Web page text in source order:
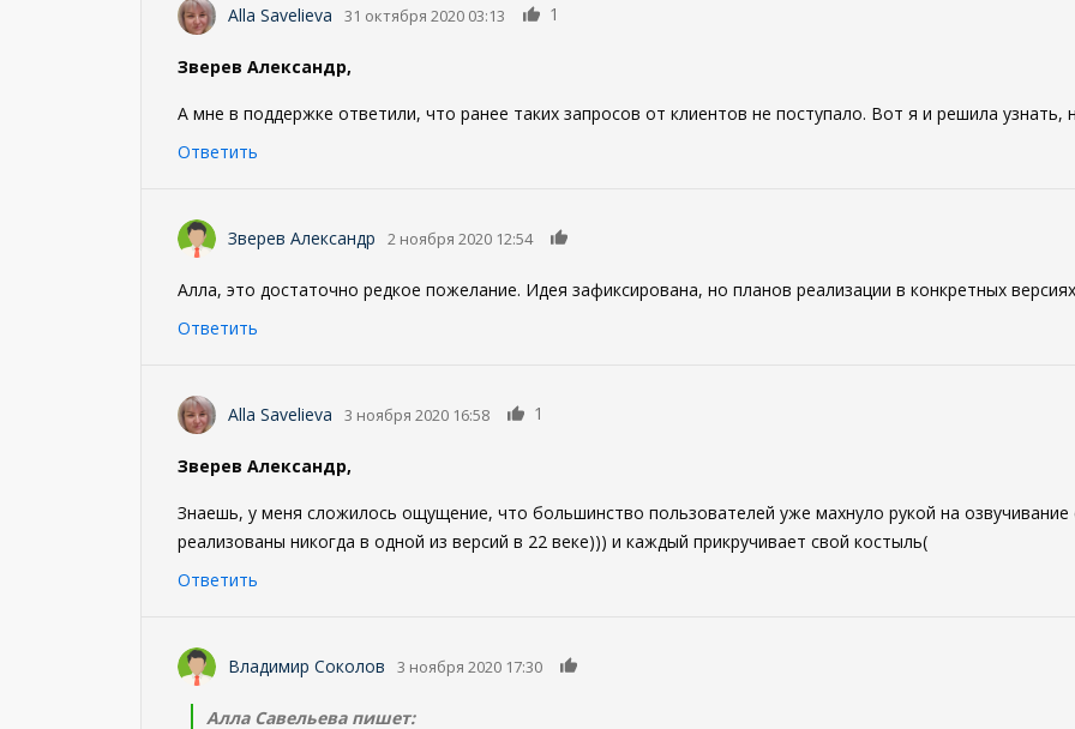
Alla Savelieva 31 октября 2020 03:13 1
Зверев Александр,
А мне в поддержке ответили, что ранее таких запросов от клиентов не поступало. Вот я и решила узнать,
Ответить
Зверев Александр 2 ноября 2020 12:54
Алла, это достаточно редкое пожелание. Идея зафиксирована, но планов реализации в конкретных
Ответить
Alla Savelieva 3 ноября 2020 16:58 1
Зверев Александр,
Знаешь, у меня сложилось ощущение, что большинство пользователей уже махнуло рукой на
реализованы никогда в одной из версий в 22 веке))) и каждый прикручивает свой костыль(
Ответить
Владимир Соколов 3 ноября 2020 17:30
Алла Савельева пишет: